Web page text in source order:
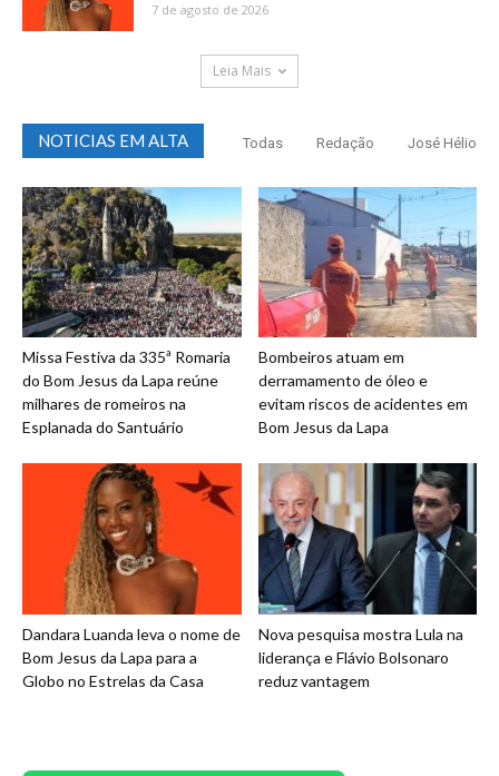
7 de agosto de 2026
Leia Mais
NOTICIAS EM ALTA Todas Redação José Hélio
Missa Festiva da 335ª Romaria
do Bom Jesus da Lapa reúne
milhares de romeiros na
Esplanada do Santuário
Bombeiros atuam em
derramamento de óleo e
evitam riscos de acidentes em
Bom Jesus da Lapa
Dandara Luanda leva o nome de
Bom Jesus da Lapa para a
Globo no Estrelas da Casa
Nova pesquisa mostra Lula na
liderança e Flávio Bolsonaro
reduz vantagem